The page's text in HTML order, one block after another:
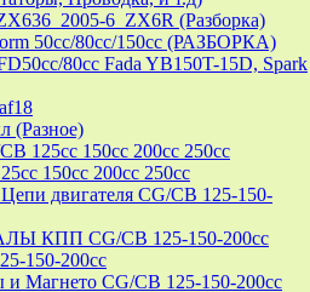
6_ZX6R (Разборка)
50cc/80cc/150cc (РАЗБОРКА)
80cc Fada YB150T-15D, Spark
(Разное)
125cc 150cc 200cc 250cc
150cc 200cc 250cc
двигателя CG/CB 125-150-
КПП CG/CB 125-150-200cc
150-200cc
Магнето CG/CB 125-150-200cc